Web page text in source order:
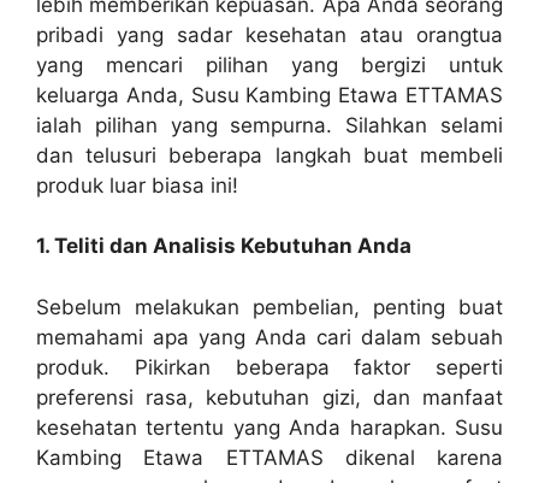
pribadi yang sadar kesehatan atau orangtua
yang mencari pilihan yang bergizi untuk
keluarga Anda, Susu Kambing Etawa ETTAMAS
ialah pilihan yang sempurna. Silahkan selami
dan telusuri beberapa langkah buat membeli
produk luar biasa ini!
1. Teliti dan Analisis Kebutuhan Anda
Sebelum melakukan pembelian, penting buat
memahami apa yang Anda cari dalam sebuah
produk. Pikirkan beberapa faktor seperti
preferensi rasa, kebutuhan gizi, dan manfaat
kesehatan tertentu yang Anda harapkan. Susu
Kambing Etawa ETTAMAS dikenal karena